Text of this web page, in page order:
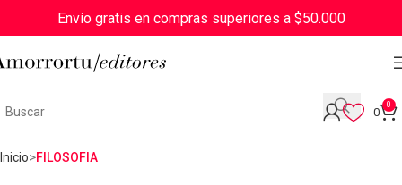
Envío gratis en compras superiores a $50.000
0
0
Inicio FILOSOFIA